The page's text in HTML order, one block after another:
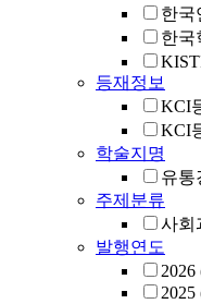
한국
한국
등재정보
KCI
KCI
학술지명
유통
주제분류
사회
발행연도
2026
2025